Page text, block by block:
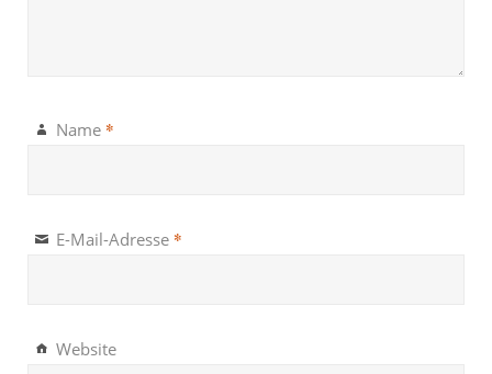
Name *
E-Mail-Adresse *
Website